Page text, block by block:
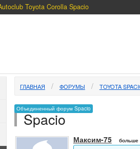
Toyota Corolla Spacio
ГЛАВНАЯ ФОРУМЫ TOYOTA
Объединенный форум Spacio
Spacio
Максим-75 больше